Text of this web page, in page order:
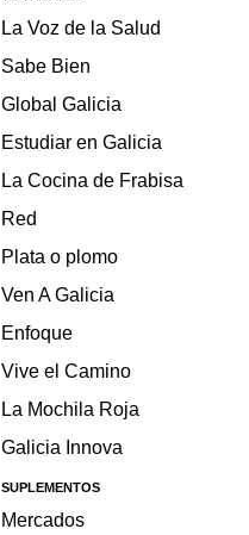
La Voz de la Salud
Sabe Bien
Global Galicia
Estudiar en Galicia
La Cocina de Frabisa
Red
Plata o plomo
Ven A Galicia
Enfoque
Vive el Camino
La Mochila Roja
Galicia Innova
SUPLEMENTOS
Mercados